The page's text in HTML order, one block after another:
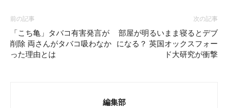
前の記事
「こち亀」タバコ有害発言が
削除 両さんがタバコ吸わなか
った理由とは
次の記事
部屋が明るいまま寝るとデブ
になる？ 英国オックスフォー
ド大研究が衝撃
編集部